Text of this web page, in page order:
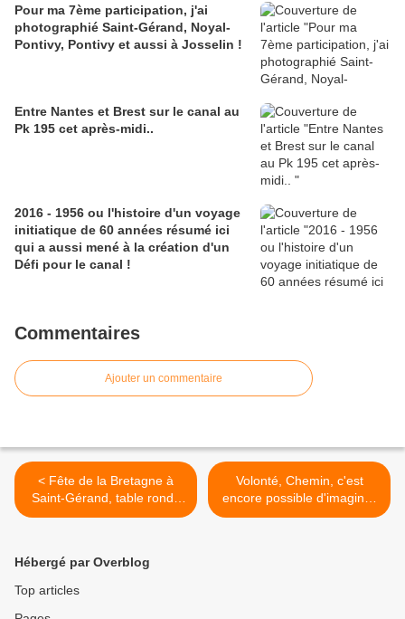
Pour ma 7ème participation, j'ai
photographié Saint-Gérand, Noyal-
Pontivy, Pontivy et aussi à Josselin !
Entre Nantes et Brest sur le canal au
Pk 195 cet après-midi..
2016 - 1956 ou l'histoire d'un voyage
initiatique de 60 années résumé ici
qui a aussi mené à la création d'un
Défi pour le canal !
Commentaires
Ajouter un commentaire
< Fête de la Bretagne à
Saint-Gérand, table ronde
proposée sur....
Volonté, Chemin, c'est
encore possible d'imaginer
une navigation ! >
Hébergé par Overblog
Top articles